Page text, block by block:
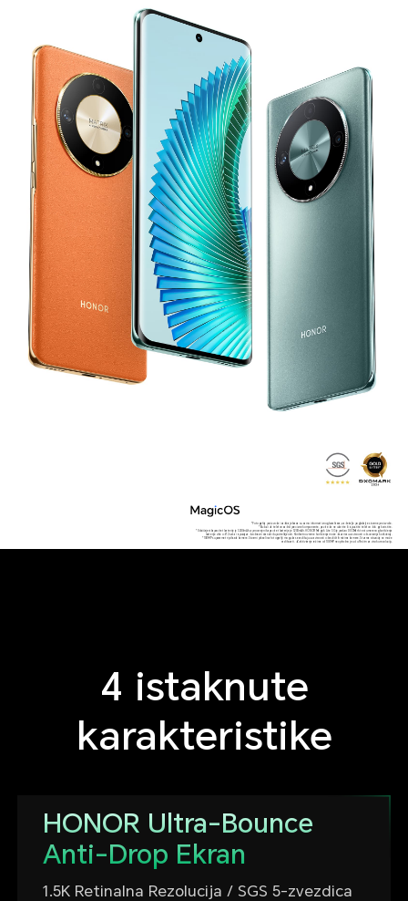
*Fotografija proizvoda i sadržaj ekrana su samo informativnog karaktera, za detalje pogledajte stvarne proizvode.
*Budući da telefon sadrži precizne komponente, pazite da ne udarite ili ispustite telefon dok ga koristite.
*Uobičajeni kapacitet baterije je 5300mAh, a procenjeni kapacitet baterije je 5200mAh. HONOR Magic6 Lite 5G je prošao DXOMark test umerenog korišćenja
baterije više od 72 sata i ispunjava dvodnevni standard upotrebljivosti. Konkretno vreme korišćenja može da varira u zavisnosti od scenarija korišćenja.
*108MP su parametri piksela kamere. Stvarni pikseli na fotografiji mogu da se razlikuju u zavisnosti od različitih režima kamere. Stvarna situacija se može
razlikovati. Za aktiviranje režima od 108MP neophodno je ući u Režim za visoku rezoluciju.
4 istaknute
karakteristike
HONOR Ultra-Bounce
Anti-Drop Ekran
1.5K Retinalna Rezolucija / SGS 5-zvezdica
uticaj pada.